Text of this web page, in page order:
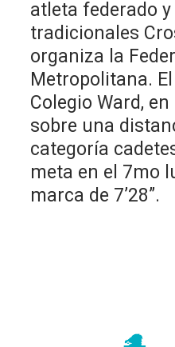
atleta federado
tradicionales
organiza la
Metropolitana.
Colegio Ward,
sobre una
categoría
meta en el 7mo
marca de 7’28”.